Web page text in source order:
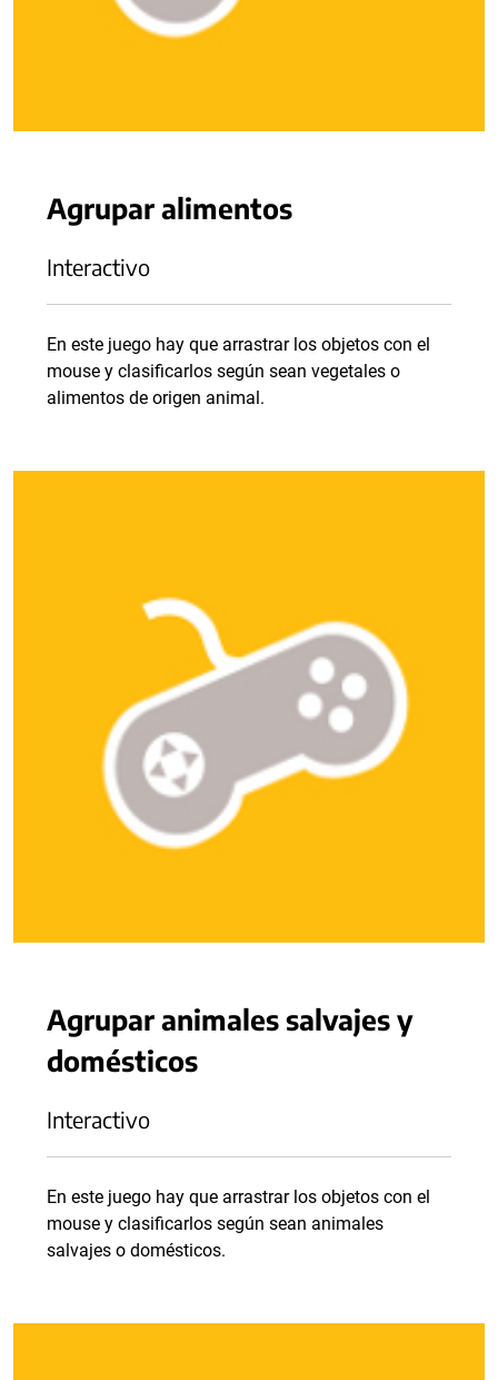
Agrupar alimentos
Interactivo
En este juego hay que arrastrar los objetos con el
mouse y clasificarlos según sean vegetales o
alimentos de origen animal.
Agrupar animales salvajes y
domésticos
Interactivo
En este juego hay que arrastrar los objetos con el
mouse y clasificarlos según sean animales
salvajes o domésticos.